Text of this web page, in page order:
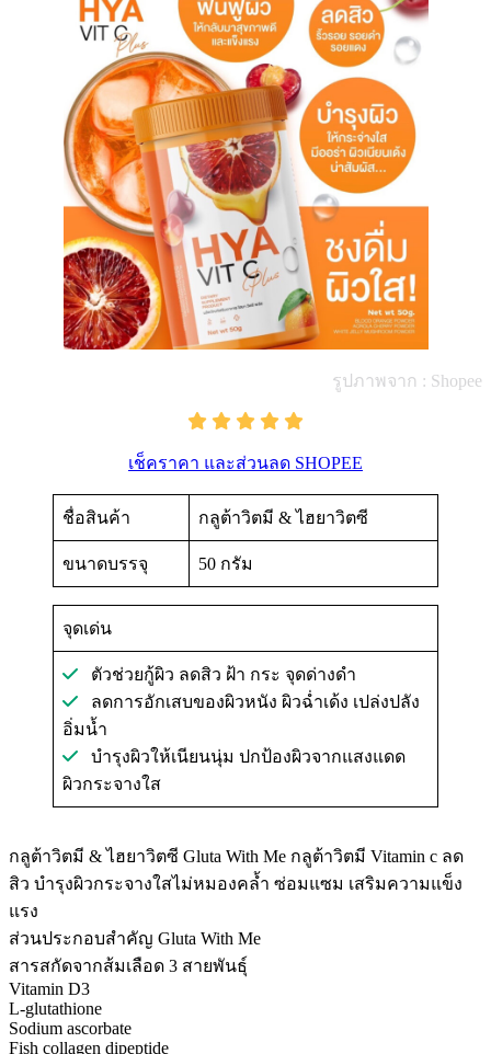
รูปภาพจาก : Shopee
เช็คราคา และส่วนลด SHOPEE
ชื่อสินค้า กลูต้าวิตมี & ไฮยาวิตซี
ขนาดบรรจุ 50 กรัม
จุดเด่น
ตัวช่วยกู้ผิว ลดสิว ฝ้า กระ จุดด่างดำ
ลดการอักเสบของผิวหนัง ผิวฉ่ำเด้ง เปล่งปลัง
อิ่มน้ำ
บำรุงผิวให้เนียนนุ่ม ปกป้องผิวจากแสงแดด
ผิวกระจางใส
กลูต้าวิตมี & ไฮยาวิตซี Gluta With Me กลูต้าวิตมี Vitamin c ลด
สิว บำรุงผิวกระจางใสไม่หมองคล้ำ ซ่อมแซม เสริมความแข็ง
แรง
ส่วนประกอบสำคัญ Gluta With Me
สารสกัดจากส้มเลือด 3 สายพันธ์ุ
Vitamin D3
L-glutathione
Sodium ascorbate
Fish collagen dipeptide